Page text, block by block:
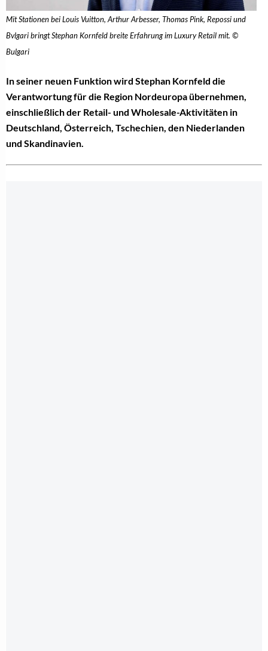
Mit Stationen bei Louis Vuitton, Arthur Arbesser, Thomas Pink, Repossi und
Bvlgari bringt Stephan Kornfeld breite Erfahrung im Luxury Retail mit. ©
Bulgari
In seiner neuen Funktion wird Stephan Kornfeld die
Verantwortung für die Region Nordeuropa übernehmen,
einschließlich der Retail- und Wholesale-Aktivitäten in
Deutschland, Österreich, Tschechien, den Niederlanden
und Skandinavien.